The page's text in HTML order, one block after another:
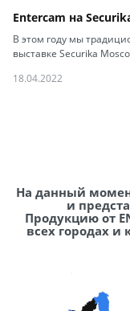
Entercam на
В этом году мы
выставке Securika
18.04.2022
На данный
и
Продукцию от
всех городах и